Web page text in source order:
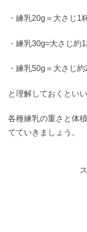
・練乳20g＝大さじ1
・練乳30g=大さじ約
・練乳50g＝大さじ
と理解しておくといい
各種練乳の重さと体
てていきましょう。